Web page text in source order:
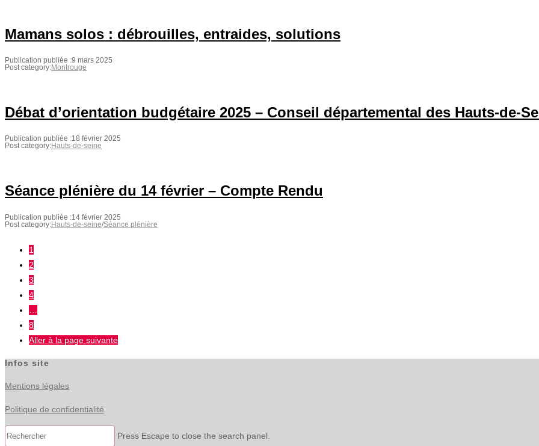
Mamans solos : débrouilles, entraides, solutions
Publication publiée :9 mars 2025
Post category:Montrouge
Débat d’orientation budgétaire 2025 – Conseil départemental des Hauts-de-
Publication publiée :18 février 2025
Post category:Hauts-de-seine
Séance plénière du 14 février – Compte Rendu
Publication publiée :14 février 2025
Post category:Hauts-de-seine/Séance plénière
1
2
3
4
8
Aller à la page suivante
Infos site
Mentions légales
Politique de confidentialité
Press Escape to close the search panel.